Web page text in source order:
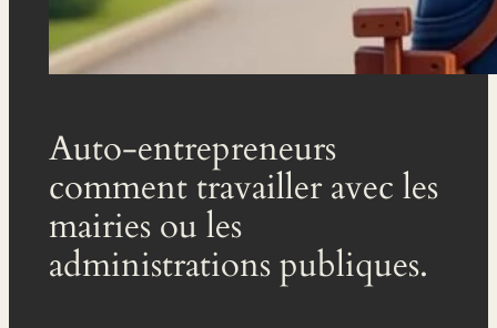
Auto-entrepreneurs
comment travailler avec les
mairies ou les
administrations publiques.